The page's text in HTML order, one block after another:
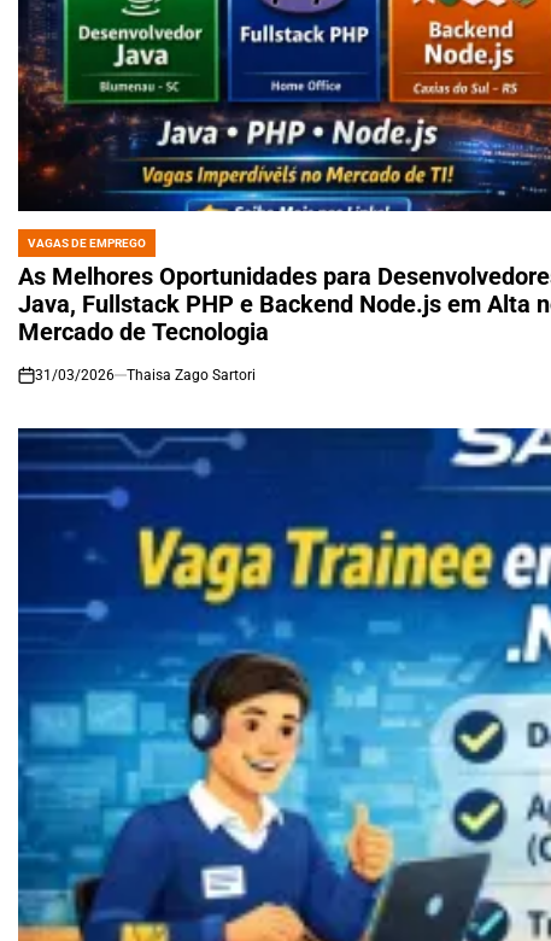
POSTED
IN
VAGAS DE EMPREGO
As Melhores Oportunidades para
Java, Fullstack PHP e Backend Node.js em Alta
Mercado de Tecnologia
on
31/03/2026 Thaisa Zago Sartori